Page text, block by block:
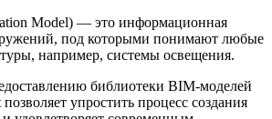
Model) — это информационная
под которыми понимают любые
например, системы освещения.
библиотеки BIM-моделей
упростить процесс создания